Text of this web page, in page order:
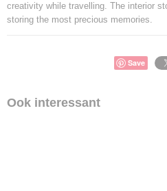
creativity while travelling. The interior
storing the most precious memories.
Save
Ook interessant